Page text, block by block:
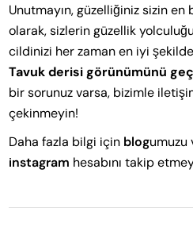
Unutmayın, güzelliğiniz sizin en
olarak, sizlerin güzellik
cildinizi her zaman en iyi
Tavuk derisi görünümünü
bir sorunuz varsa, bizimle
çekinmeyin!
Daha fazla bilgi için blogumuzu
instagram hesabını takip